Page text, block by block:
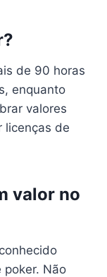
de 90 horas
enquanto
valores
licenças de
valor no
Não